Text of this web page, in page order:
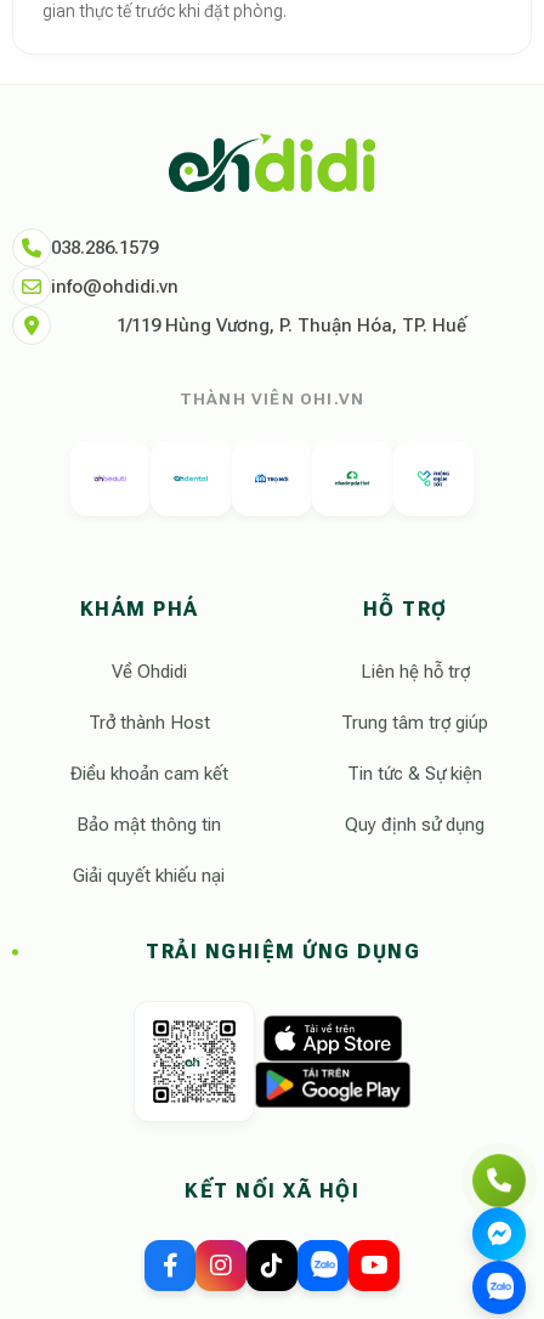
gian thực tế trước khi đặt phòng.
Ohdidi Facebook Official,
038.286.1579
info@ohdidi.vn
1/119 Hùng Vương, P. Thuận Hóa, TP. Huế
THÀNH VIÊN OHI.VN
KHÁM PHÁ
Về Ohdidi
Trở thành Host
Điều khoản cam kết
Bảo mật thông tin
Giải quyết khiếu nại
HỖ TRỢ
Liên hệ hỗ trợ
Trung tâm trợ giúp
Tin tức & Sự kiện
Quy định sử dụng
TRẢI NGHIỆM ỨNG DỤNG
KẾT NỐI XÃ HỘI